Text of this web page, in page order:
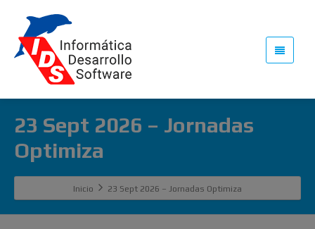
23 Sept 2026 – Jornadas
Optimiza
Inicio 23 Sept 2026 – Jornadas Optimiza